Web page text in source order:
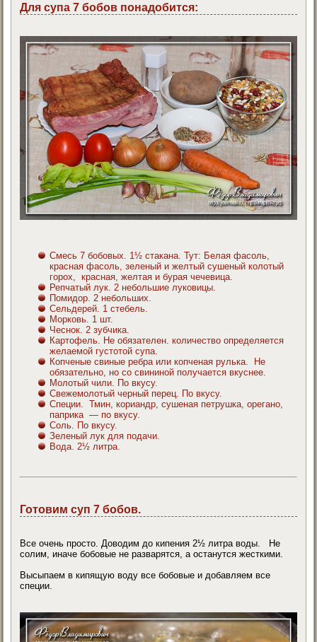
Для супа 7 бобов понадобится:
Смесь 7 бобовых. 1½ стакана. Тут: Белая фасоль,
красная фасоль, зеленый и желтый сушеный колотый
горох, красная, желтая и бурая чечевица.
Репчатый лук. 2 небольшие луковицы.
Помидор. 2 небольших.
Сельдерей. 1 стебель.
Морковь. 1 шт.
Чеснок. 2 зубчика.
Картофель. Не обязателен. количество определяется
желаемой густотой супа.
Копченые свиные ребра или копченая рулька. Не
обязательно, но со свининой получается вкуснее.
Молотый чили. По вкусу.
Свежемолотый черный перец. По вкусу.
Специи. Тмин, кориандр, сушеная петрушка, орегано,
паприка — по вкусу.
Соль. По вкусу.
Зеленый лук для подачи.
Вода. 2½ литра.
Готовим суп 7 бобов.
Все очень просто. Доводим до кипения 2½ литра воды. Не
солим, иначе бобовые не разварятся, а останутся жесткими.
Высыпаем в кипящую воду все бобовые и добавляем все
специи.